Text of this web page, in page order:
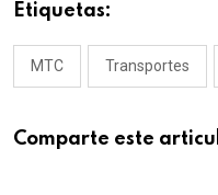
Etiquetas:
MTC Transportes
Comparte este